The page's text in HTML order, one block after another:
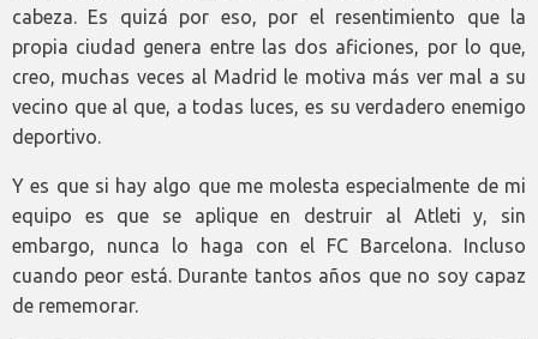
cabeza. Es quizá por eso, por el resentimiento que la
propia ciudad genera entre las dos aficiones, por lo que,
creo, muchas veces al Madrid le motiva más ver mal a su
vecino que al que, a todas luces, es su verdadero enemigo
deportivo.
Y es que si hay algo que me molesta especialmente de mi
equipo es que se aplique en destruir al Atleti y, sin
embargo, nunca lo haga con el FC Barcelona. Incluso
cuando peor está. Durante tantos años que no soy capaz
de rememorar.